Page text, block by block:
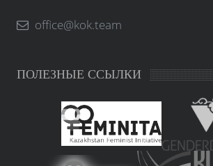
office@kok.team
ПОЛЕЗНЫЕ ССЫЛКИ